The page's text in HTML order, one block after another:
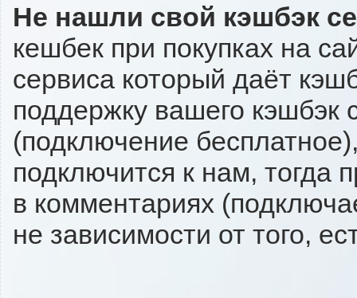
Не нашли свой кэшбэк
кешбек при покупках на
сервиса который даёт
поддержку вашего кэшбэк
(подключение
подключится к нам, тогда
в комментариях
не зависимости от того,